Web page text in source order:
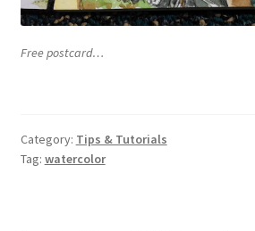
Free postcard…
Category: Tips & Tutorials
Tag: watercolor